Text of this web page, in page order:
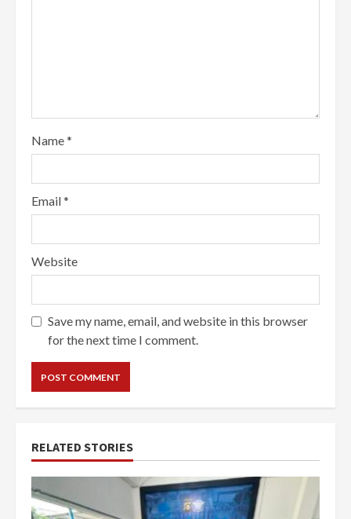
Name*
Email*
Website
Save my name, email, and website in this browser
for the next time I comment.
RELATED STORIES